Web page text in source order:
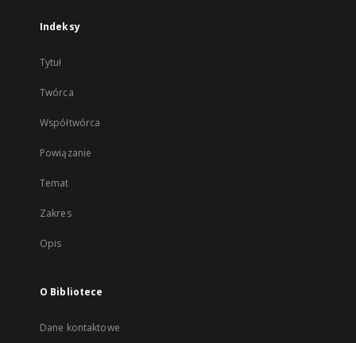
Indeksy
Tytuł
Twórca
Współtwórca
Powiązanie
Temat
Zakres
Opis
O Bibliotece
Dane kontaktowe